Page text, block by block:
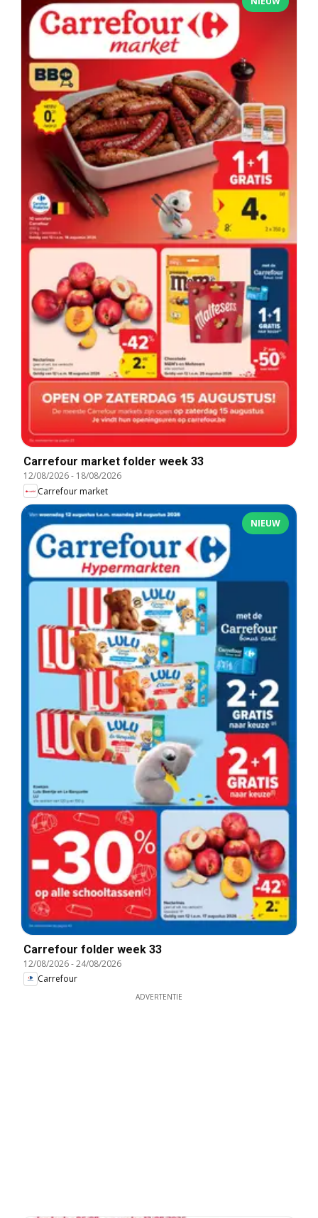
Carrefour market folder week 33
12/08/2026- 18/08/2026
Carrefour market
NIEUW
Carrefour folder week 33
12/08/2026-24/08/2026
Carrefour
ADVERTENTIE